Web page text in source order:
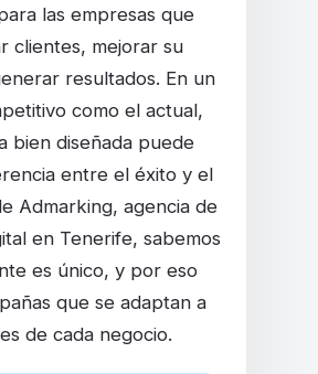
las empresas que
clientes, mejorar su
resultados. En un
como el actual,
bien diseñada puede
entre el éxito y el
Admarking, agencia de
en Tenerife, sabemos
es único, y por eso
que se adaptan a
de cada negocio.